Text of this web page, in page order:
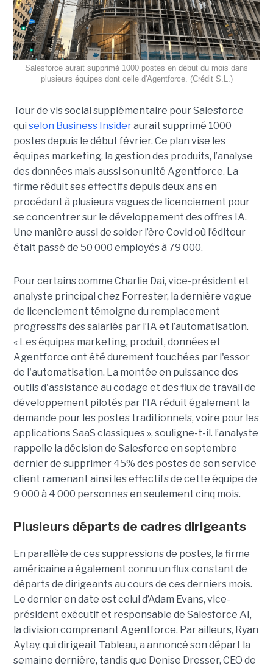
Salesforce aurait supprimé 1000 postes en début du mois dans
plusieurs équipes dont celle d'Agentforce. (Crédit S.L.)
Tour de vis social supplémentaire pour Salesforce
qui selon Business Insideraurait supprimé 1000
postes depuis le début février. Ce plan vise les
équipes marketing, la gestion des produits, l’analyse
des données mais aussi son unité Agentforce. La
firme réduit ses effectifs depuis deux ans en
procédant à plusieurs vagues de licenciement pour
se concentrer sur le développement des offres IA.
Une manière aussi de solder l’ère Covid où l’éditeur
était passé de 50 000 employés à 79 000.
Pour certains comme Charlie Dai, vice-président et
analyste principal chez Forrester, la dernière vague
de licenciement témoigne du remplacement
progressifs des salariés par l’IA et l’automatisation.
« Les équipes marketing, produit, données et
Agentforce ont été durement touchées par l'essor
de l'automatisation. La montée en puissance des
outils d'assistance au codage et des flux de travail de
développement pilotés par l'IA réduit également la
demande pour les postes traditionnels, voire pour les
applications SaaS classiques », souligne-t-il. l’analyste
rappelle la décision de Salesforce en septembre
dernier de supprimer 45% des postes de son service
client ramenant ainsi les effectifs de cette équipe de
9 000 à 4 000 personnes en seulement cinq mois.
Plusieurs départs de cadres dirigeants
En parallèle de ces suppressions de postes, la firme
américaine a également connu un flux constant de
départs de dirigeants au cours de ces derniers mois.
Le dernier en date est celui d’Adam Evans, vice-
président exécutif et responsable de Salesforce AI,
la division comprenant Agentforce. Par ailleurs, Ryan
Aytay, qui dirigeait Tableau, a annoncé son départ la
semaine dernière, tandis que Denise Dresser, CEO de